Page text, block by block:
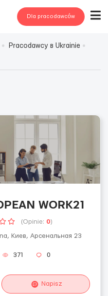
Dla pracodawców
Pracodawcy в Ukrainie
WORK21
(Opinie: 0)
Киев, Арсенальная 23
371 0
Napisz